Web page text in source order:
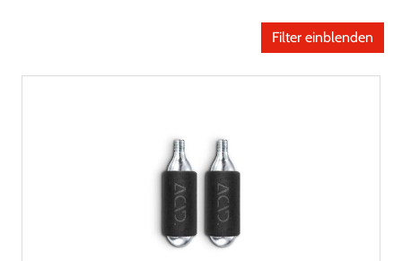
Filter einblenden